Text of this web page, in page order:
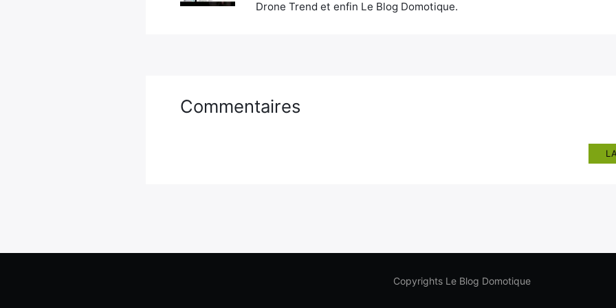
Drone Trend et enfin Le Blog Domotique.
Commentaires
Copyrights Le Blog Domotique